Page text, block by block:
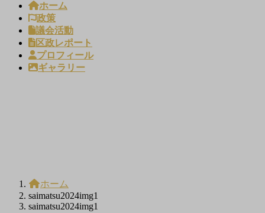
ホーム
政策
議会活動
区政レポート
プロフィール
ギャラリー
ホーム
saimatsu2024img1
saimatsu2024img1